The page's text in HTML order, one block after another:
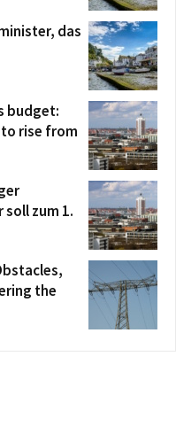
das
budget:
rise from
zum 1.
the